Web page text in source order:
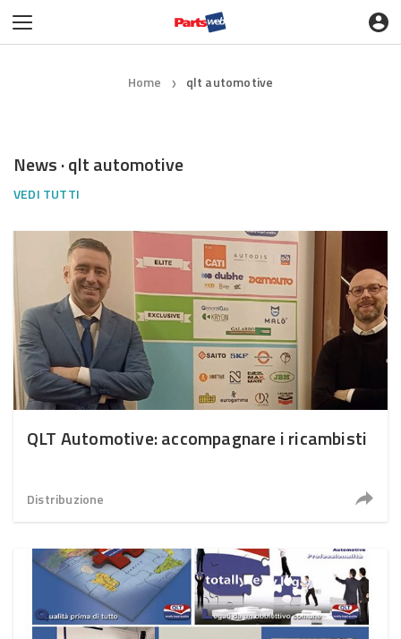
Home ❯ qlt automotive
News · qlt automotive
VEDI TUTTI
QLT Automotive: accompagnare i ricambisti
Distribuzione